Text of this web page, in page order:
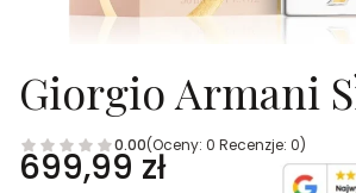
Giorgio Armani
0.00(Oceny: 0 Recenzje: 0)
Cena
699,99 zł